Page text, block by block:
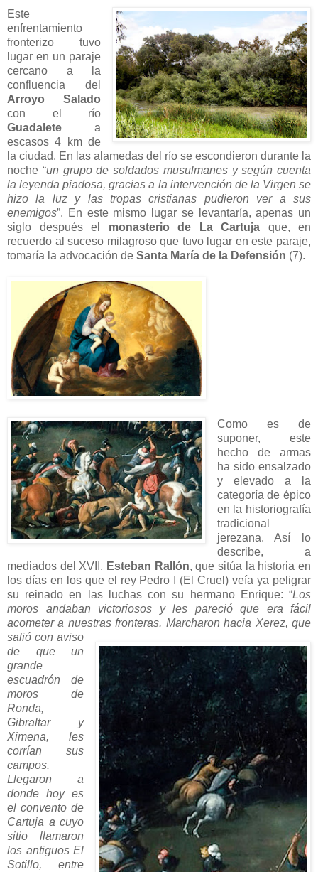
Este
enfrentamiento
fronterizo tuvo
lugar en un paraje
cercano a la
confluencia del
Arroyo Salado
con el río
Guadalete a
escasos 4 km de
la ciudad. En las alamedas del río se escondieron durante la
noche “un grupo de soldados musulmanes y según cuenta
la leyenda piadosa, gracias a la intervención de la Virgen se
hizo la luz y las tropas cristianas pudieron ver a sus
enemigos”. En este mismo lugar se levantaría, apenas un
siglo después el monasterio de La Cartuja que, en
recuerdo al suceso milagroso que tuvo lugar en este paraje,
tomaría la advocación de Santa María de la Defensión (7).
Como es de
suponer, este
hecho de armas
ha sido ensalzado
y elevado a la
categoría de épico
en la historiografía
tradicional
jerezana. Así lo
describe, a
mediados del XVII, Esteban Rallón, que sitúa la historia en
los días en los que el rey Pedro I (El Cruel) veía ya peligrar
su reinado en las luchas con su hermano Enrique: “Los
moros andaban victoriosos y les pareció que era fácil
acometer a nuestras fronteras. Marcharon hacia Xerez, que
salió con aviso
de que un
grande
escuadrón de
moros de
Ronda,
Gibraltar y
Ximena, les
corrían sus
campos.
Llegaron a
donde hoy es
el convento de
Cartuja a cuyo
sitio llamaron
los antiguos El
Sotillo, entre